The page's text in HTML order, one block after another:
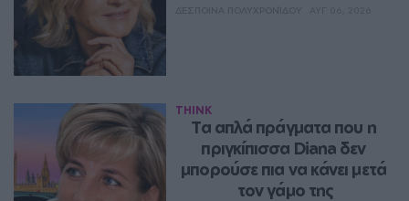
THINK
Τα απλά πράγματα που η
πριγκίπισσα Diana δεν
μπορούσε πια να κάνει μετά
τον γάμο της